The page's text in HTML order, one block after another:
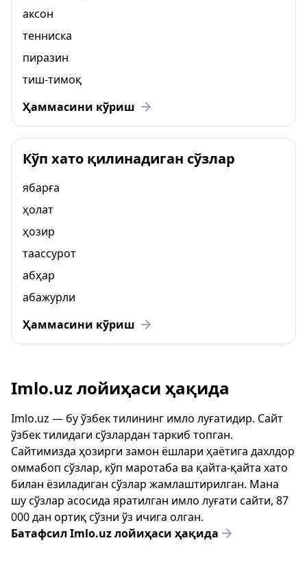
аксон
тенниска
пиразин
тиш-тимоқ
Ҳаммасини кўриш
Кўп хато қилинадиган сўзлар
ябарға
ҳолат
ҳозир
таассурот
абҳар
абажурли
Ҳаммасини кўриш
Imlo.uz лойиҳаси ҳақида
Imlo.uz — бу ўзбек тилининг имло луғатидир. Сайт
ўзбек тилидаги сўзлардан таркиб топган.
Сайтимизда ҳозирги замон ёшлари ҳаётига дахлдор
оммабоп сўзлар, кўп маротаба ва қайта-қайта хато
билан ёзиладиган сўзлар жамлаштирилган. Мана
шу сўзлар асосида яратилган имло луғати сайти, 87
000 дан ортиқ сўзни ўз ичига олган.
Батафсил Imlo.uz лойиҳаси ҳақида